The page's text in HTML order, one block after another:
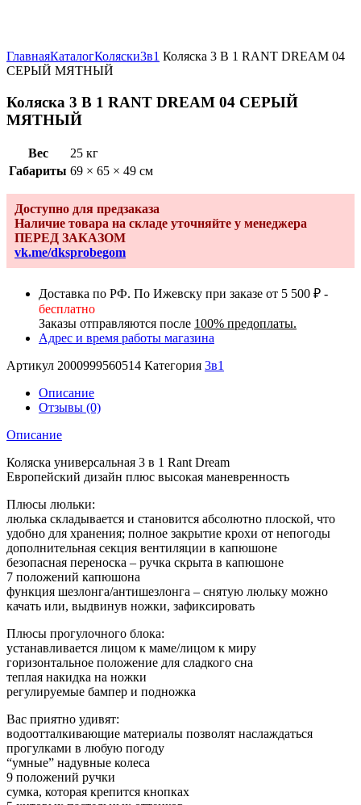
ГлавнаяКаталогКоляски3в1 Коляска 3 В 1 RANT DREAM 04
СЕРЫЙ МЯТНЫЙ
Коляска 3 В 1 RANT DREAM 04 СЕРЫЙ
МЯТНЫЙ
Вес
25 кг
Габариты 69 × 65 × 49 см
Доступно для предзаказа
Наличие товара на складе уточняйте у менеджера
ПЕРЕД ЗАКАЗОМ
vk.me/dksprobegom
Доставка по РФ. По Ижевску при заказе от 5 500 ₽ -
бесплатно
Заказы отправляются после 100% предоплаты.
Адрес и время работы магазина
Артикул 2000999560514 Категория 3в1
Описание
Отзывы (0)
Описание
Коляска универсальная 3 в 1 Rant Dream
Европейский дизайн плюс высокая маневренность
Плюсы люльки:
люлька складывается и становится абсолютно плоской, что
удобно для хранения; полное закрытие крохи от непогоды
дополнительная секция вентиляции в капюшоне
безопасная переноска – ручка скрыта в капюшоне
7 положений капюшона
функция шезлонга/антишезлонга – снятую люльку можно
качать или, выдвинув ножки, зафиксировать
Плюсы прогулочного блока:
устанавливается лицом к маме/лицом к миру
горизонтальное положение для сладкого сна
теплая накидка на ножки
регулируемые бампер и подножка
Вас приятно удивят:
водоотталкивающие материалы позволят наслаждаться
прогулками в любую погоду
“умные” надувные колеса
9 положений ручки
сумка, которая крепится кнопках